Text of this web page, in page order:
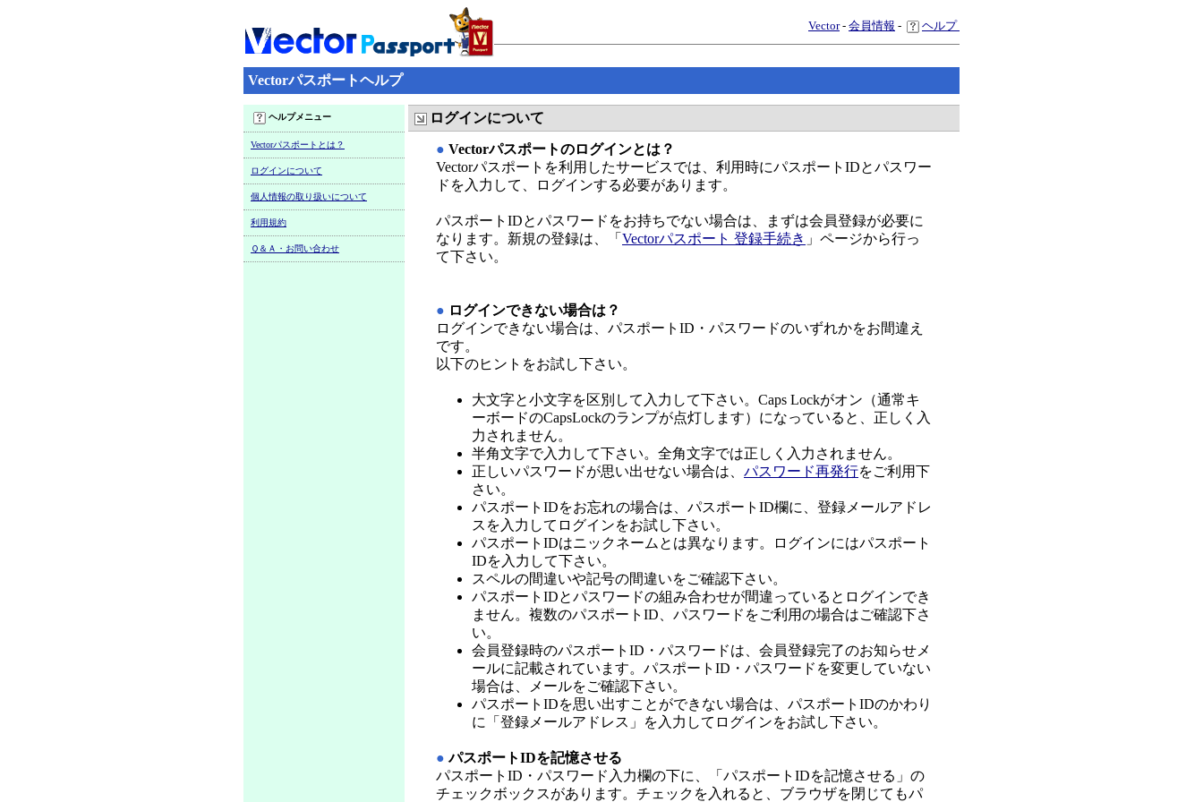
Vector- 会員情報 - ヘルプ
Vectorパスポートヘルプ
ヘルプメニュー
Vectorパスポートとは？
ログインについて
個人情報の取り扱いについて
利用規約
Ｑ＆Ａ・お問い合わせ
ログインについて
● Vectorパスポートのログインとは？
Vectorパスポートを利用したサービスでは、利用時にパスポートIDとパスワー
ドを入力して、ログインする必要があります。
パスポートIDとパスワードをお持ちでない場合は、まずは会員登録が必要に
なります。新規の登録は、「 Vectorパスポート 登録手続き 」ページから行っ
て下さい。
● ログインできない場合は？
ログインできない場合は、パスポートID・パスワードのいずれかをお間違え
です。
以下のヒントをお試し下さい。
大文字と小文字を区別して入力して下さい。Caps Lockがオン（通常キ
ーボードのCapsLockのランプが点灯します）になっていると、正しく入
力されません。
半角文字で入力して下さい。全角文字では正しく入力されません。
正しいパスワードが思い出せない場合は、 パスワード再発行をご利用下
さい。
パスポートIDをお忘れの場合は、パスポートID欄に、登録メールアドレ
スを入力してログインをお試し下さい。
パスポートIDはニックネームとは異なります。ログインにはパスポート
IDを入力して下さい。
スペルの間違いや記号の間違いをご確認下さい。
パスポートIDとパスワードの組み合わせが間違っているとログインでき
ません。複数のパスポートID、パスワードをご利用の場合はご確認下さ
い。
会員登録時のパスポートID・パスワードは、会員登録完了のお知らせメ
ールに記載されています。パスポートID・パスワードを変更していない
場合は、メールをご確認下さい。
パスポートIDを思い出すことができない場合は、パスポートIDのかわり
に「登録メールアドレス」を入力してログインをお試し下さい。
● パスポートIDを記憶させる
パスポートID・パスワード入力欄の下に、「パスポートIDを記憶させる」の
チェックボックスがあります。チェックを入れると、ブラウザを閉じてもパ